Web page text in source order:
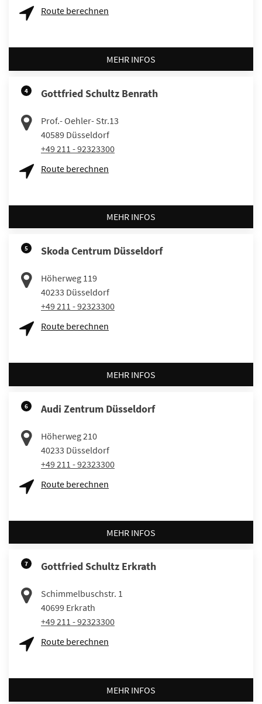
Route berechnen
MEHR INFOS
4 Gottfried Schultz Benrath
Prof.- Oehler- Str.13
40589 Düsseldorf
+49 211 - 92323300
Route berechnen
MEHR INFOS
5 Skoda Centrum Düsseldorf
Höherweg 119
40233 Düsseldorf
+49 211 - 92323300
Route berechnen
MEHR INFOS
6 Audi Zentrum Düsseldorf
Höherweg 210
40233 Düsseldorf
+49 211 - 92323300
Route berechnen
MEHR INFOS
7 Gottfried Schultz Erkrath
Schimmelbuschstr. 1
40699 Erkrath
+49 211 - 92323300
Route berechnen
MEHR INFOS